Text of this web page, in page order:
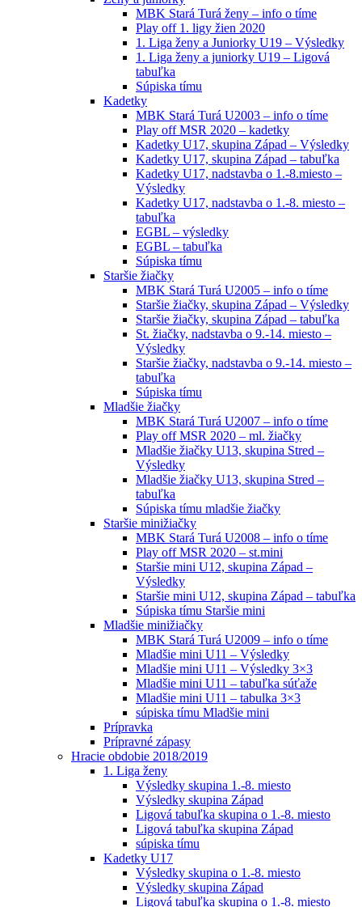
MBK Stará Turá ženy – info o tíme
Play off 1. ligy žien 2020
1. Liga ženy a Juniorky U19 – Výsledky
1. Liga ženy a juniorky U19 – Ligová
tabuľka
Súpiska tímu
Kadetky
MBK Stará Turá U2003 – info o tíme
Play off MSR 2020 – kadetky
Kadetky U17, skupina Západ – Výsledky
Kadetky U17, skupina Západ – tabuľka
Kadetky U17, nadstavba o 1.-8.miesto –
Výsledky
Kadetky U17, nadstavba o 1.-8. miesto –
tabuľka
EGBL – výsledky
EGBL – tabuľka
Súpiska tímu
Staršie žiačky
MBK Stará Turá U2005 – info o tíme
Staršie žiačky, skupina Západ – Výsledky
Staršie žiačky, skupina Západ – tabuľka
St. žiačky, nadstavba o 9.-14. miesto –
Výsledky
Staršie žiačky, nadstavba o 9.-14. miesto –
tabuľka
Súpiska tímu
Mladšie žiačky
MBK Stará Turá U2007 – info o tíme
Play off MSR 2020 – ml. žiačky
Mladšie žiačky U13, skupina Stred –
Výsledky
Mladšie žiačky U13, skupina Stred –
tabuľka
Súpiska tímu mladšie žiačky
Staršie minižiačky
MBK Stará Turá U2008 – info o tíme
Play off MSR 2020 – st.mini
Staršie mini U12, skupina Západ –
Výsledky
Staršie mini U12, skupina Západ – tabuľka
Súpiska tímu Staršie mini
Mladšie minižiačky
MBK Stará Turá U2009 – info o tíme
Mladšie mini U11 – Výsledky
Mladšie mini U11 – Výsledky 3×3
Mladšie mini U11 – tabuľka súťaže
Mladšie mini U11 – tabulka 3×3
súpiska tímu Mladšie mini
Prípravka
Prípravné zápasy
Hracie obdobie 2018/2019
1. Liga ženy
Výsledky skupina 1.-8. miesto
Výsledky skupina Západ
Ligová tabuľka skupina o 1.-8. miesto
Ligová tabuľka skupina Západ
súpiska tímu
Kadetky U17
Výsledky skupina o 1.-8. miesto
Výsledky skupina Západ
Ligová tabuľka skupina o 1.-8. miesto